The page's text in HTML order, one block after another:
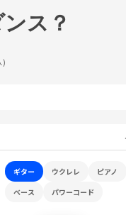
ス？
ギター ウクレレ
ピアノ
ベース
パワーコード